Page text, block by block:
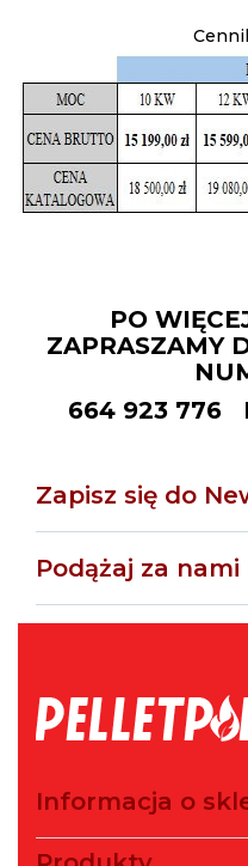
PO
ZAPRASZAMY
664 923 776
Zapisz się do
Podążaj za nami
Informacja o